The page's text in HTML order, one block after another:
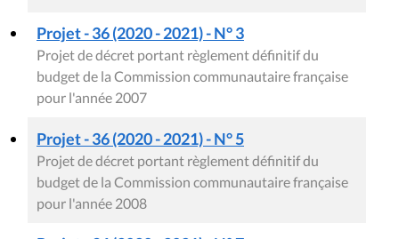
Projet - 36 (2020 - 2021) - N° 3
Projet de décret portant règlement définitif du
budget de la Commission communautaire française
pour l'année 2007
Projet - 36 (2020 - 2021) - N° 5
Projet de décret portant règlement définitif du
budget de la Commission communautaire française
pour l'année 2008